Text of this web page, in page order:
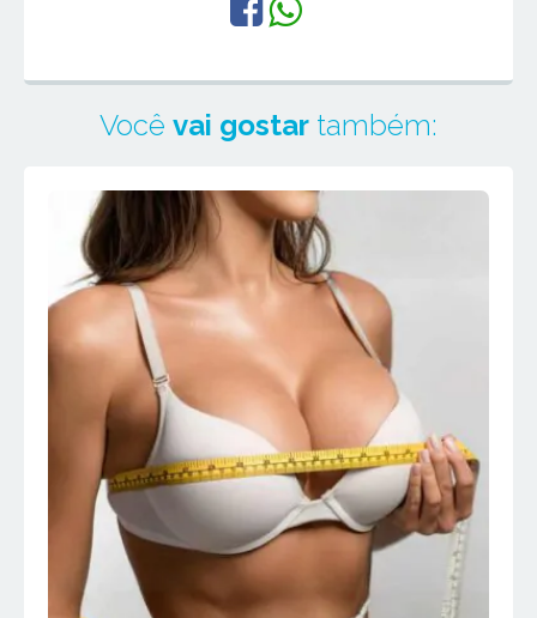
Você vai gostar também: